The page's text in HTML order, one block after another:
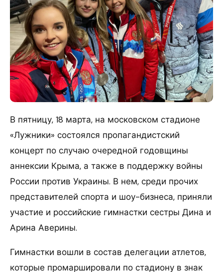
В пятницу, 18 марта, на московском стадионе
«Лужники» состоялся пропагандистский
концерт по случаю очередной годовщины
аннексии Крыма, а также в поддержку войны
России против Украины. В нем, среди прочих
представителей спорта и шоу-бизнеса, приняли
участие и российские гимнастки сестры Дина и
Арина Аверины.
Гимнастки вошли в состав делегации атлетов,
которые промаршировали по стадиону в знак